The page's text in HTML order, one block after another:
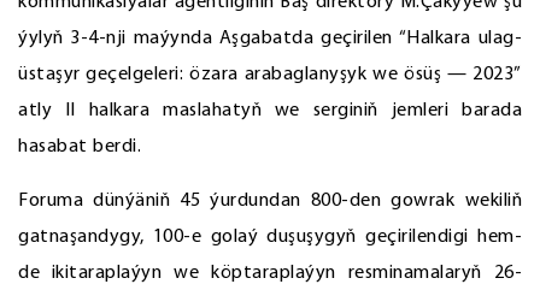
ýylyň 3-4-nji maýynda Aşgabatda geçirilen “Halkara ulag-
üstaşyr geçelgeleri: özara arabaglanyşyk we ösüş — 2023”
atly II halkara maslahatyň we serginiň jemleri barada
hasabat berdi.
Foruma dünýäniň 45 ýurdundan 800-den gowrak wekiliň
gatnaşandygy, 100-e golaý duşuşygyň geçirilendigi hem-
de ikitaraplaýyn we köptaraplaýyn resminamalaryň 26-